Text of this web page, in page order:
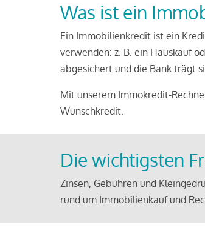
Was ist ein
Ein Immobilienkredit ist ein
verwenden: z. B. ein Hauskauf
abgesichert und die Bank trägt
Mit unserem Immokredit-
Wunschkredit.
Die wichtigsten
Zinsen, Gebühren und
rund um Immobilienkauf und